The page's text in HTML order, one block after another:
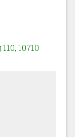
10710